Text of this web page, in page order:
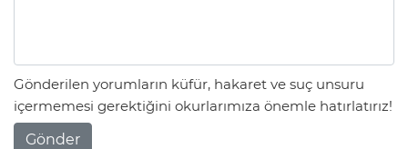
Gönderilen yorumların küfür, hakaret ve suç unsuru
içermemesi gerektiğini okurlarımıza önemle hatırlatırız!
Gönder